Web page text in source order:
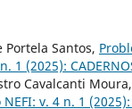
Santos,
1 (2025):
Cavalcanti Moura,
v. 4 n. 1 (2025):